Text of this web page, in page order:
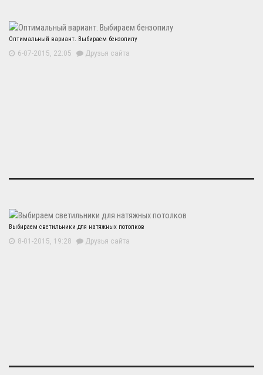
Оптимальный вариант. Выбираем бензопилу
6-07-2015, 22:05 Друзья сайта
Выбираем светильники для натяжных потолков
8-01-2015, 19:28 Друзья сайта